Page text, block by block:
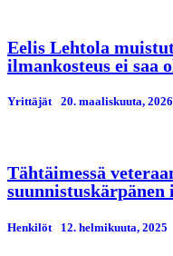
Eelis Lehtola
ilmankosteus ei saa
Yrittäjät 20. maaliskuuta, 2026
Tähtäimessä
Henkilöt 12. helmikuuta, 2025